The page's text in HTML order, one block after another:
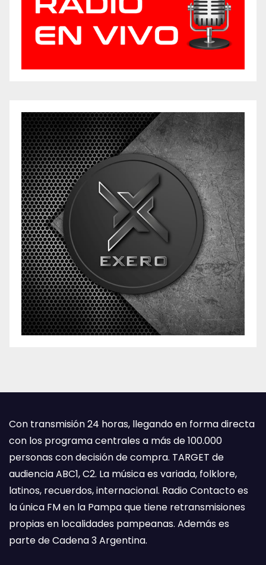
Con transmisión 24 horas, llegando en forma directa
con los programa centrales a más de 100.000
personas con decisión de compra. TARGET de
audiencia ABC1, C2. La música es variada, folklore,
latinos, recuerdos, internacional. Radio Contacto es
la única FM en la Pampa que tiene retransmisiones
propias en localidades pampeanas. Además es
parte de Cadena 3 Argentina.